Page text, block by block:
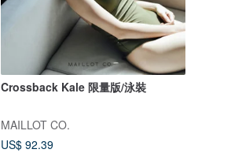
Crossback Kale 限量版/泳裝
MAILLOT CO.
US$ 92.39